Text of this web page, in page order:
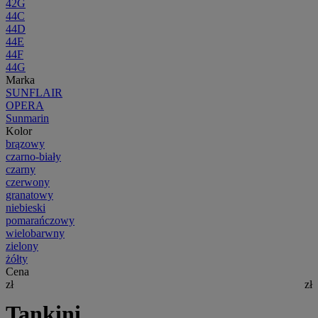
42G
44C
44D
44E
44F
44G
Marka
SUNFLAIR
OPERA
Sunmarin
Kolor
brązowy
czarno-biały
czarny
czerwony
granatowy
niebieski
pomarańczowy
wielobarwny
zielony
żółty
Cena
zł
zł